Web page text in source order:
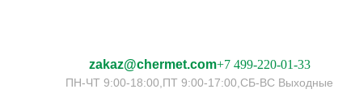
zakaz@chermet.com+7 499-220-01-33
ПН-ЧТ 9:00-18:00, ПТ 9:00-17:00, СБ-ВС Выходные